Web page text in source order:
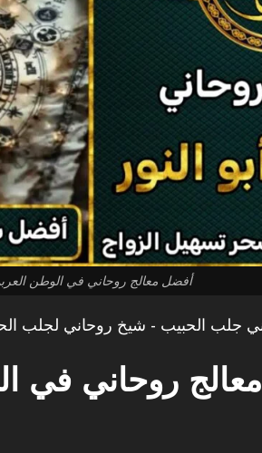
أفضل معالج روحاني في الوطن
جلب الحبيب - شيخ روحاني لجلب
روحاني في